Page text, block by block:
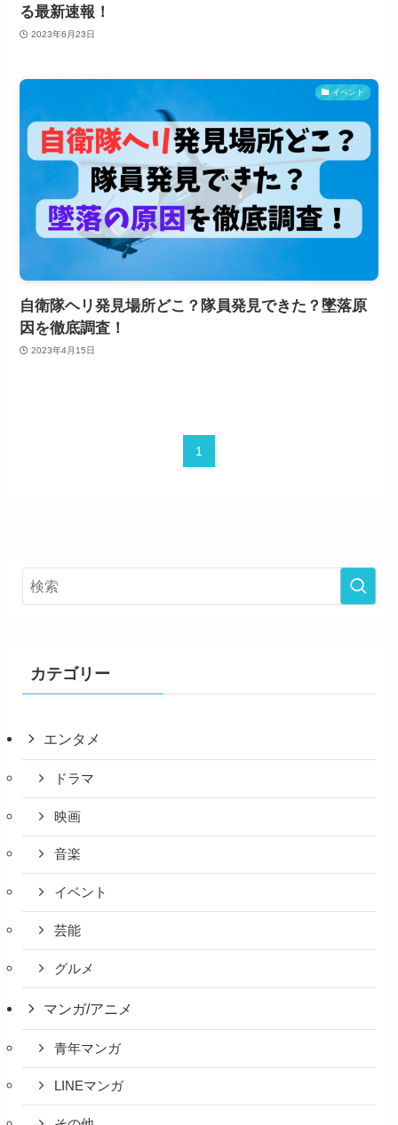
る最新速報！
2023年6月23日
イベント
自衛隊ヘリ発見場所どこ？隊員発見できた？墜落原
因を徹底調査！
2023年4月15日
1
カテゴリー
エンタメ
ドラマ
映画
音楽
イベント
芸能
グルメ
マンガ/アニメ
青年マンガ
LINEマンガ